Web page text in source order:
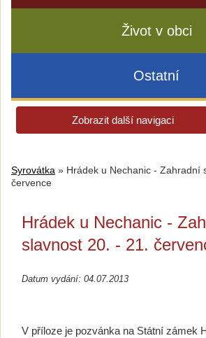
Život v obci
Ostatní
Zobrazit další navigaci
Syrovátka » Hrádek u Nechanic - Zahradní
července
Hrádek u Nechanic -
slavnost 20. - 21.
Datum vydání: 04.07.2013
V příloze je pozvánka na Státní zámek